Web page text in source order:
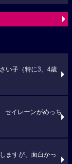
い子（特に3、4歳
セイレーンがめっち
ますが、面白かっ